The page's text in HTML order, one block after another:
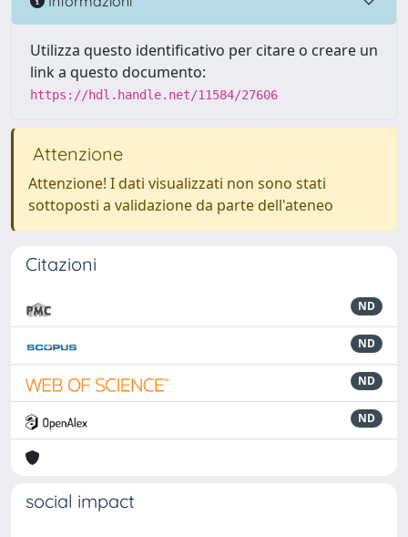
Utilizza questo identificativo per citare o creare un
link a questo documento:
https://hdl.handle.net/11584/27606
Attenzione
Attenzione! I dati visualizzati non sono stati
sottoposti a validazione da parte dell'ateneo
Citazioni
ND
ND
ND
ND
social impact